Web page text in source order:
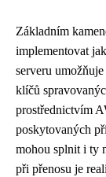
Základním
implementovat
serveru
klíčů
prostřednictvím
poskytovaných
mohou splnit i ty
při přenosu je